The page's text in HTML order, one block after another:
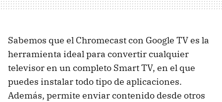
Sabemos que el Chromecast con Google TV es la
herramienta ideal para convertir cualquier
televisor en un completo Smart TV, en el que
puedes instalar todo tipo de aplicaciones.
Además, permite enviar contenido desde otros